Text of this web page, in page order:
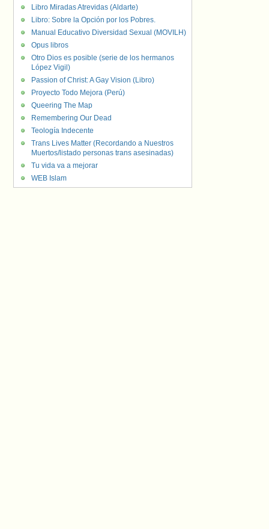
Libro Miradas Atrevidas (Aldarte)
Libro: Sobre la Opción por los Pobres.
Manual Educativo Diversidad Sexual (MOVILH)
Opus libros
Otro Dios es posible (serie de los hermanos
López Vigil)
Passion of Christ: A Gay Vision (Libro)
Proyecto Todo Mejora (Perú)
Queering The Map
Remembering Our Dead
Teología Indecente
Trans Lives Matter (Recordando a Nuestros
Muertos/listado personas trans asesinadas)
Tu vida va a mejorar
WEB Islam